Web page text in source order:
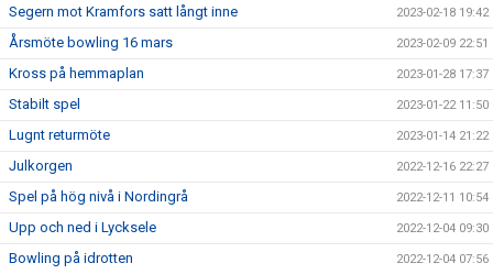
Segern mot Kramfors satt långt inne 2023-02-18 19:42
Årsmöte bowling 16 mars 2023-02-09 22:51
Kross på hemmaplan 2023-01-28 17:37
Stabilt spel 2023-01-22 11:50
Lugnt returmöte 2023-01-14 21:22
Julkorgen 2022-12-16 22:27
Spel på hög nivå i Nordingrå 2022-12-11 10:54
Upp och ned i Lycksele 2022-12-04 09:30
Bowling på idrotten 2022-12-04 07:56